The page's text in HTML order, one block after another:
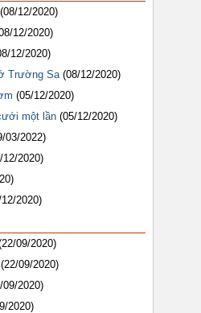
(08/12/2020)
12/2020)
12/2020)
Trường Sa (08/12/2020)
(05/12/2020)
một lần (05/12/2020)
03/2022)
12/2020)
2020)
09/2020)
(22/09/2020)
09/2020)
2020)